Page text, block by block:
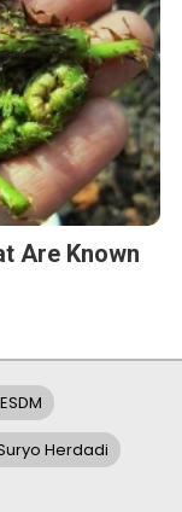
Are Known
Herdadi